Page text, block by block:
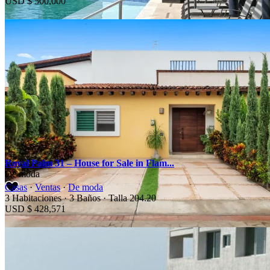
Anterior Siguiente
Ventas
De moda
Royal Palm 31 – House for Sale in Flam...
Casas·Ventas·De moda
3Habitaciones · 3Baños · Talla204.20
USD $ 428,571